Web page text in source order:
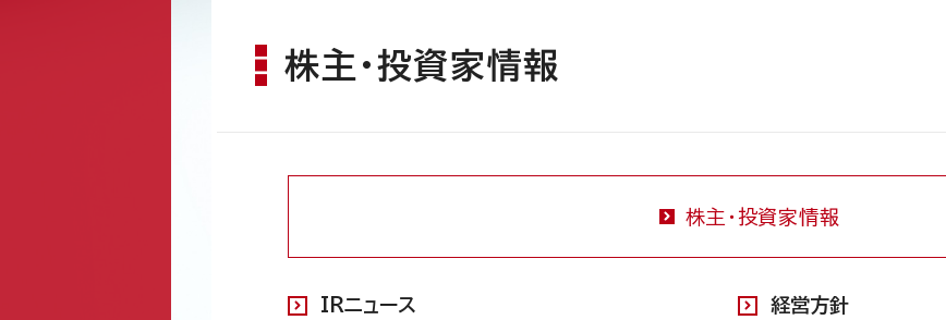
株主・投資家情報
株主・投資家情報
IRニュース
経営方針